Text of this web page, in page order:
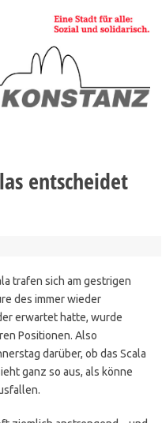
entscheidet
trafen sich am gestrigen
des immer wieder
erwartet hatte, wurde
Positionen. Also
darüber, ob das Scala
ganz so aus, als könne